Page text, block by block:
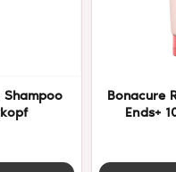
Shampoo
Bonacure
Ends+